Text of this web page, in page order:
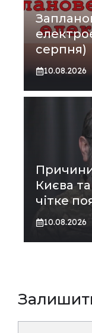
серпня)
10.08.2026
Києва
чітке
10.08.2026